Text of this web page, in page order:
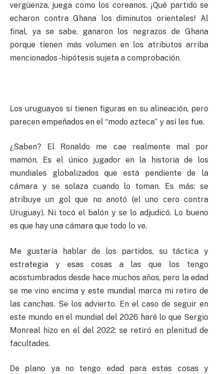
vergüenza, juega como los coreanos. ¡Qué partido se
echaron contra Ghana los diminutos orientales! Al
final, ya se sabe, ganaron los negrazos de Ghana
porque tienen más volumen en los atributos arriba
mencionados -hipótesis sujeta a comprobación.
Los uruguayos sí tienen figuras en su alineación, pero
parecen empeñados en el “modo azteca” y así les fue.
¿Saben? El Ronaldo me cae realmente mal por
mamón. Es el único jugador en la historia de los
mundiales globalizados que está pendiente de la
cámara y se solaza cuando lo toman. Es más: se
atribuye un gol que no anotó (el uno cero contra
Uruguay). Ni tocó el balón y se lo adjudicó. Lo bueno
es que hay una cámara que todo lo ve.
Me gustaría hablar de los partidos, su táctica y
estrategia y esas cosas a las que los tengo
acostumbrados desde hace muchos años, pero la edad
se me vino encima y este mundial marca mi retiro de
las canchas. Se los advierto. En el caso de seguir en
este mundo en el mundial del 2026 haré lo que Sergio
Monreal hizo en el del 2022: se retiró en plenitud de
facultades.
De plano ya no tengo edad para estas cosas y